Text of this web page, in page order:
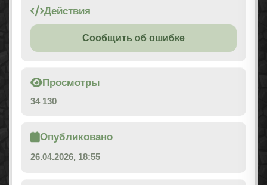
Действия
Сообщить об ошибке
Просмотры
34 130
Опубликовано
26.04.2026, 18:55